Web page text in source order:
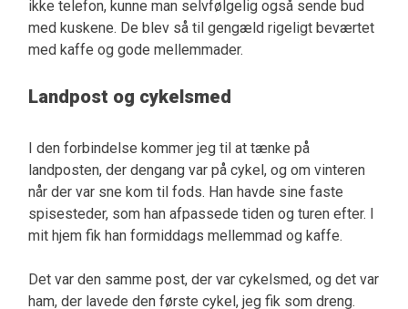
ikke telefon, kunne man selvfølgelig også sende bud
med kuskene. De blev så til gengæld rigeligt beværtet
med kaffe og gode mellemmader.
Landpost og cykelsmed
I den forbindelse kommer jeg til at tænke på
landposten, der dengang var på cykel, og om vinteren
når der var sne kom til fods. Han havde sine faste
spisesteder, som han afpassede tiden og turen efter. I
mit hjem fik han formiddags mellemmad og kaffe.
Det var den samme post, der var cykelsmed, og det var
ham, der lavede den første cykel, jeg fik som dreng.